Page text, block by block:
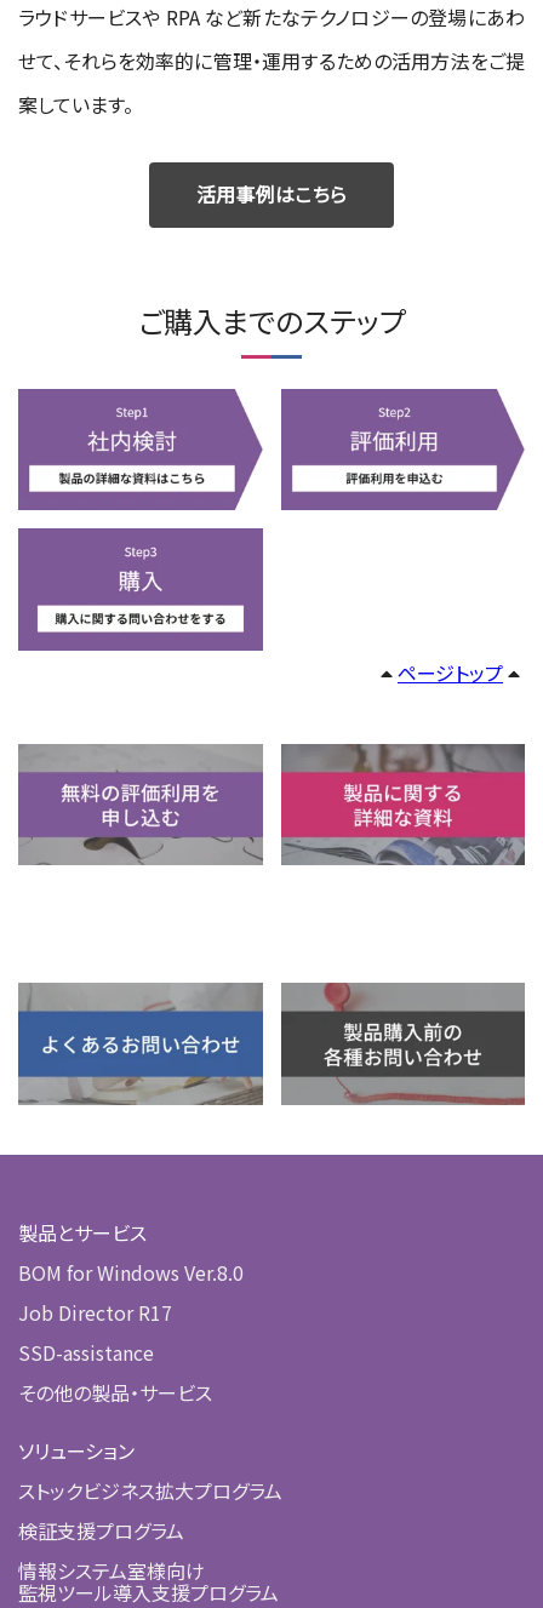
ラウドサービスや RPA など新たなテクノロジーの登場にあわ
せて、それらを効率的に管理・運用するための活用方法をご提
案しています。
活用事例はこちら
ご購入までのステップ
ページトップ
製品とサービス
BOM for Windows Ver.8.0
Job Director R17
SSD-assistance
その他の製品・サービス
ソリューション
ストックビジネス拡大プログラム
検証支援プログラム
情報システム室様向け
監視ツール導入支援プログラム